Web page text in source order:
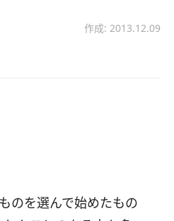
作成: 2013.12.09
のを選んで始めたもの